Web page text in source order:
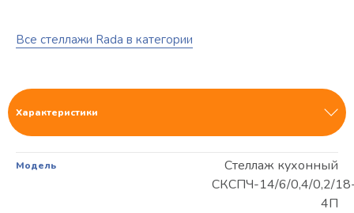
Все стеллажи Rada в категории
Характеристики
Модель
Стеллаж кухонный
СКСПЧ-14/6/0,4/0,2/
4П